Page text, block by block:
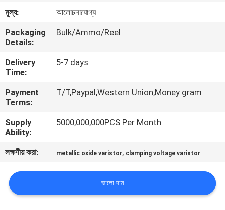
কারখানা
ভ্রমণ
মান
নিয়ন্ত্রণ
করুন
উদ্ধৃতির
মূল্য:
আলোচনাযোগ্য
Packaging
Details:
Bulk/Ammo/Reel
Delivery
Time:
5-7 days
Payment
Terms:
T/T,Paypal,Western Union,Money gram
Supply
Ability:
5000,000,000PCS Per Month
লক্ষণীয় করা: metallic oxide varistor, clamping voltage varistor
ভালো দাম